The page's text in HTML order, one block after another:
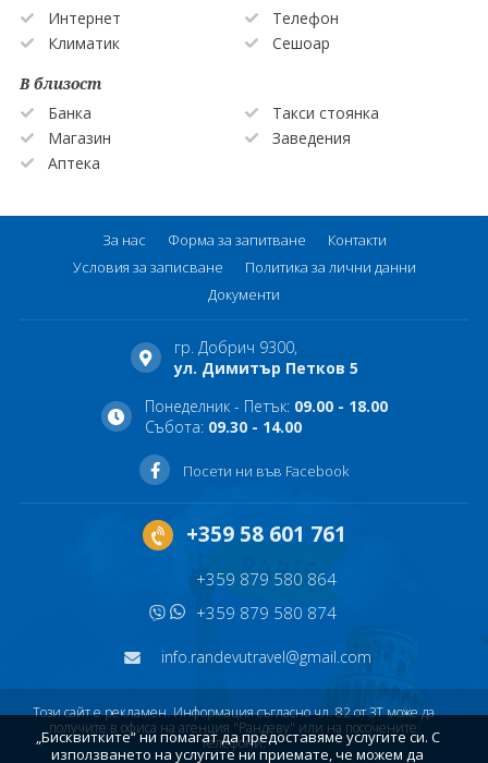
Интернет
Телефон
Климатик
Сешоар
В близост
Банка
Такси стоянка
Магазин
Заведения
Аптека
За нас Форма за запитване
Контакти
Условия за записване
Политика за лични данни
Документи
гр. Добрич 9300,
ул. Димитър Петков 5
Понеделник - Петък: 09.00 - 18.00
Събота: 09.30 - 14.00
Посети ни във Facebook
+359 58 601 761
+359 879 580 864
+359 879 580 874
info.randevutravel@gmail.com
Този сайт е рекламен. Информация съгласно чл. 82 от ЗТ може да
получите в офиса на агенция "Рандеву" или на посочените
телефони.
„Бисквитките“ ни помагат да предоставяме услугите си. С
използването на услугите ни приемате, че можем да